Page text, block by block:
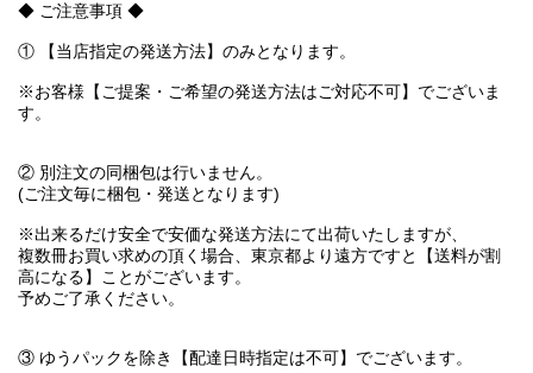
◆ ご注意事項 ◆
① 【当店指定の発送方法】のみとなります。
※お客様【ご提案・ご希望の発送方法はご対応不可】でございま
す。
② 別注文の同梱包は行いません。
(ご注文毎に梱包・発送となります)
※出来るだけ安全で安価な発送方法にて出荷いたしますが、
複数冊お買い求めの頂く場合、東京都より遠方ですと【送料が割
高になる】ことがございます。
予めご了承ください。
③ ゆうパックを除き【配達日時指定は不可】でございます。